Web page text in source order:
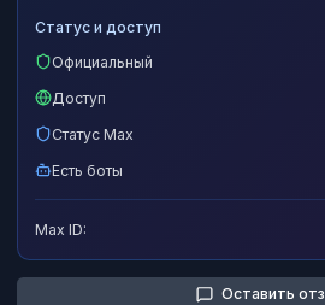
Статус и доступ
Официальный
Доступ
Статус Max
Есть боты
Max ID:
Оставить